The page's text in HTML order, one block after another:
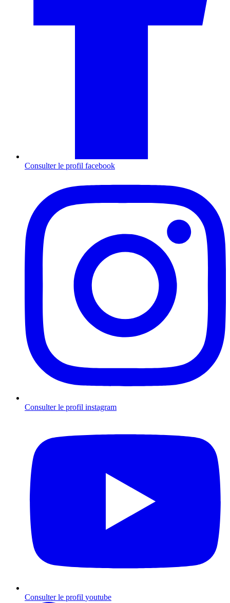
Consulter le profil facebook
Consulter le profil instagram
Consulter le profil youtube